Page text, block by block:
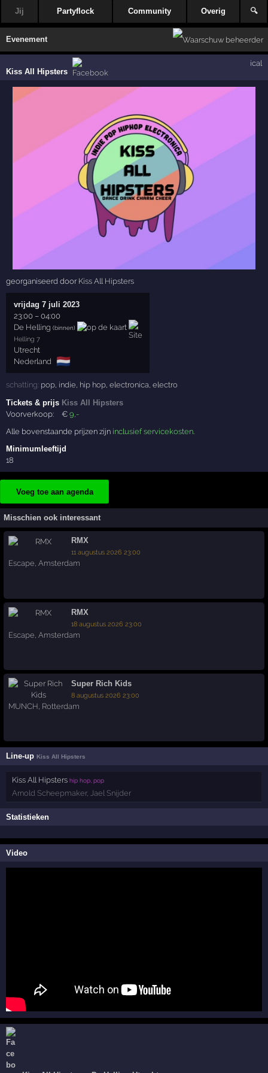
Jij Partyflock Community Overig 🔍
Evenement
Kiss All Hipsters
ical
georganiseerd door Kiss All Hipsters
vrijdag 7 juli 2023
23:00 –04:00
De Helling (binnen)
Helling 7
Utrecht
Nederland 🇳🇱
schatting: pop, indie, hip hop,electronica,electro
Tickets & prijs Kiss All Hipsters
Voorverkoop:
€9 ,-
Alle bovenstaande prijzen zijn inclusief servicekosten
Minimumleeftijd
18
Voeg toe aan agenda
Misschien ook interessant
RMX
11 augustus 2026 23:00
Escape,Amsterdam
RMX
18 augustus 2026 23:00
Escape ,Amsterdam
Super Rich Kids
8 augustus 2026 23:00
MUNCH Rotterdam
Line-upKiss All Hipsters
Kiss All Hipsters hip hop, pop
Arnold Scheepmaker, Jael Snijder
Statistieken
Video